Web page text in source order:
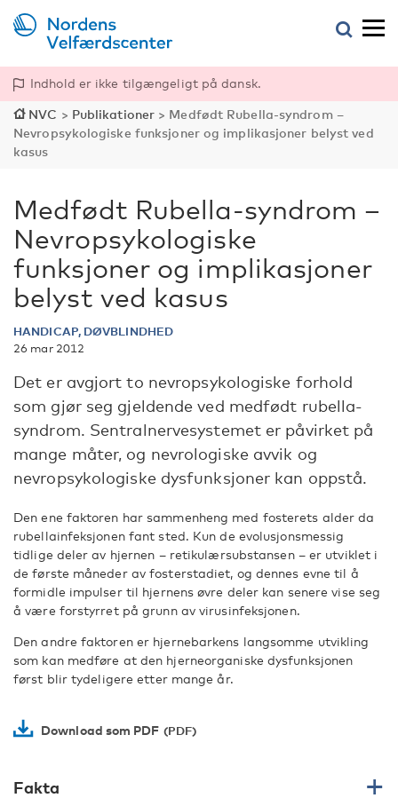
Indhold er ikke tilgængeligt på dansk.
NVC > Publikationer > Medfødt Rubella-syndrom –
Nevropsykologiske funksjoner og implikasjoner belyst ved
kasus
Medfødt Rubella-syndrom –
Nevropsykologiske
funksjoner og implikasjoner
belyst ved kasus
HANDICAP, DØVBLINDHED
26 mar 2012
Det er avgjort to nevropsykologiske forhold
som gjør seg gjeldende ved medfødt rubella-
syndrom. Sentralnervesystemet er påvirket på
mange måter, og nevrologiske avvik og
nevropsykologiske dysfunksjoner kan oppstå.
Den ene faktoren har sammenheng med fosterets alder da
rubellainfeksjonen fant sted. Kun de evolusjonsmessig
tidlige deler av hjernen – retikulærsubstansen – er utviklet i
de første måneder av fosterstadiet, og dennes evne til å
formidle impulser til hjernens øvre deler kan senere vise seg
å være forstyrret på grunn av virusinfeksjonen.
Den andre faktoren er hjernebarkens langsomme utvikling
som kan medføre at den hjerneorganiske dysfunksjonen
først blir tydeligere etter mange år.
Download som PDF
Fakta